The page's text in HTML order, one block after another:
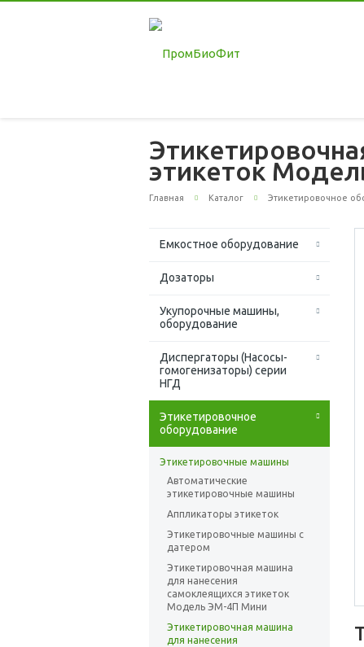
этикеток
Главная Каталог Этикетировочное
Емкостное оборудование
Дозаторы
Укупорочные машины,
оборудование
Диспергаторы (Насосы-
гомогенизаторы) серии
НГД
Этикетировочное
оборудование
Этикетировочные машины
Автоматические
этикетировочные машины
Аппликаторы этикеток
Этикетировочные машины с
датером
Этикетировочная машина
для нанесения
самоклеящихся этикеток
Модель ЭМ-4П Мини
Этикетировочная машина
для нанесения